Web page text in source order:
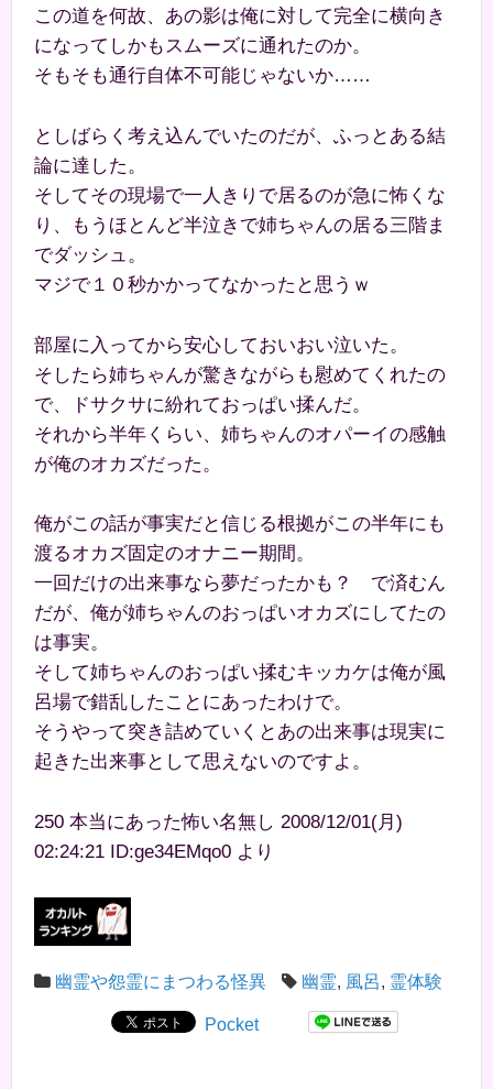
この道を何故、あの影は俺に対して完全に横向き
になってしかもスムーズに通れたのか。
そもそも通行自体不可能じゃないか……
としばらく考え込んでいたのだが、ふっとある結
論に達した。
そしてその現場で一人きりで居るのが急に怖くな
り、もうほとんど半泣きで姉ちゃんの居る三階ま
でダッシュ。
マジで１０秒かかってなかったと思うｗ
部屋に入ってから安心しておいおい泣いた。
そしたら姉ちゃんが驚きながらも慰めてくれたの
で、ドサクサに紛れておっぱい揉んだ。
それから半年くらい、姉ちゃんのオパーイの感触
が俺のオカズだった。
俺がこの話が事実だと信じる根拠がこの半年にも
渡るオカズ固定のオナニー期間。
一回だけの出来事なら夢だったかも？ で済むん
だが、俺が姉ちゃんのおっぱいオカズにしてたの
は事実。
そして姉ちゃんのおっぱい揉むキッカケは俺が風
呂場で錯乱したことにあったわけで。
そうやって突き詰めていくとあの出来事は現実に
起きた出来事として思えないのですよ。
250 本当にあった怖い名無し 2008/12/01(月)
02:24:21 ID:ge34EMqo0 より
幽霊や怨霊にまつわる怪異 幽霊, 風呂, 霊体験
Pocket